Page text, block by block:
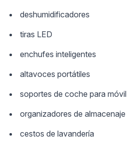
deshumidificadores
tiras LED
enchufes inteligentes
altavoces portátiles
soportes de coche para móvil
organizadores de almacenaje
cestos de lavandería